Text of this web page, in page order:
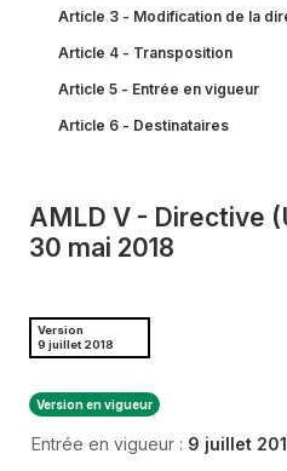
Article 3 - Modification de la
Article 4 - Transposition
Article 5 - Entrée en vigueur
Article 6 - Destinataires
AMLD V - Directive
30 mai 2018
Version
9 juillet 2018
Version en vigueur
Entrée en vigueur : 9 juillet